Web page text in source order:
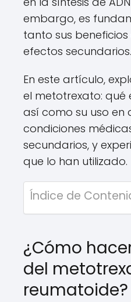
embargo, es
tanto sus
efectos secundarios.
En este artículo,
el metotrexato: qué
así como su uso en
condiciones
secundarios, y
que lo han utilizado.
Índice de
¿Cómo
del
reumatoide?